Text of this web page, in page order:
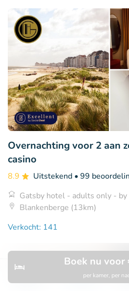
Zoeken
Boek nu voor
per kamer, per
Overnachting voor 2 aan
casino
8.9 Uitstekend • 99
Gatsby hotel - adults only -
Blankenberge (13km)
Verkocht: 141